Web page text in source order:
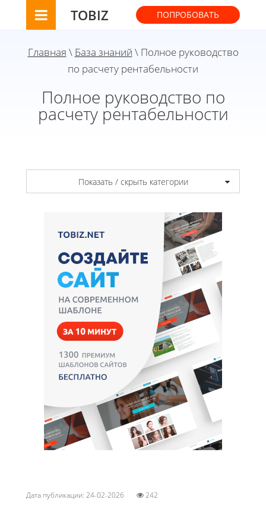
TOBIZ ПОПРОБОВАТЬ
Главная \ База знаний \ Полное руководство
по расчету рентабельности
Полное руководство по
расчету рентабельности
Показать / скрыть категории
Дата публикации: 24-02-2026 242